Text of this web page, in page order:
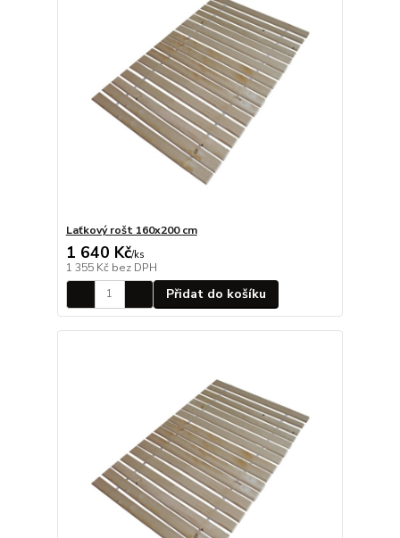
Laťkový rošt 160x200 cm
1 640 Kč/ks
1 355 Kč bez DPH
Přidat do košíku